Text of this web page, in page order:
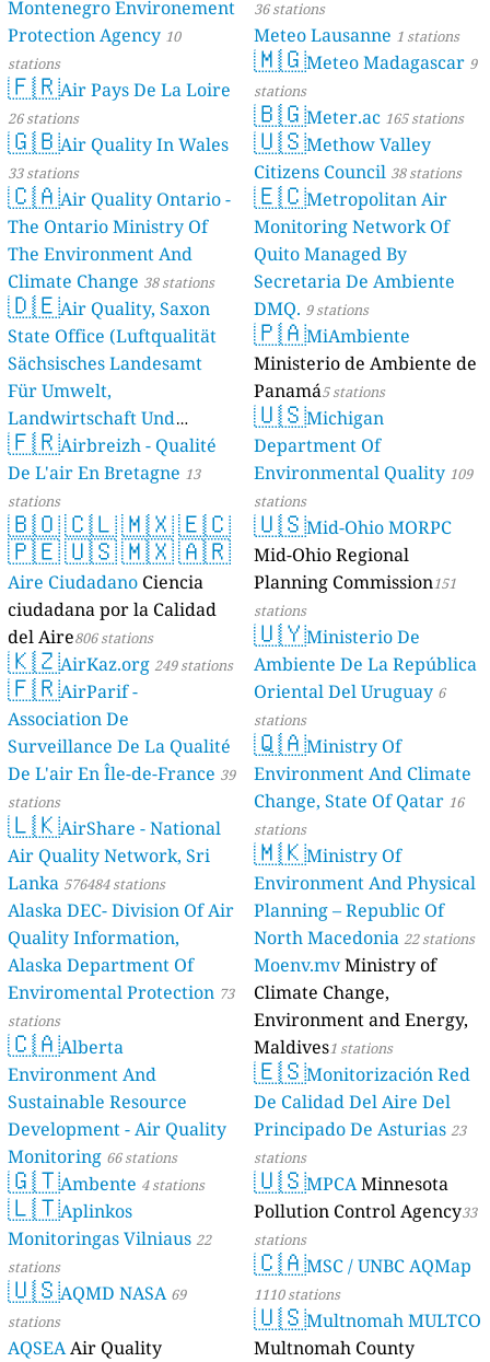
Montenegro Environement
Protection Agency 10
stations
🇫🇷Air Pays De La Loire
26 stations
🇬🇧Air Quality In Wales
33 stations
🇨🇦Air Quality Ontario -
The Ontario Ministry Of
The Environment And
Climate Change 38 stations
🇩🇪Air Quality, Saxon
State Office (Luftqualität
Sächsisches Landesamt
Für Umwelt,
Landwirtschaft Und
Geologie) 50 stations
🇫🇷Airbreizh - Qualité
De L'air En Bretagne 13
stations
🇧🇴🇨🇱🇲🇽🇪🇨
🇵🇪🇺🇸🇲🇽🇦🇷
Aire Ciudadano Ciencia
ciudadana por la Calidad
del Aire806 stations
🇰🇿AirKaz.org 249 stations
🇫🇷AirParif -
Association De
Surveillance De La Qualité
De L'air En Île-de-France 39
stations
🇱🇰AirShare - National
Air Quality Network, Sri
Lanka 576484 stations
Alaska DEC- Division Of Air
Quality Information,
Alaska Department Of
Enviromental Protection 73
stations
🇨🇦Alberta
Environment And
Sustainable Resource
Development - Air Quality
Monitoring 66 stations
🇬🇹Ambente 4 stations
🇱🇹Aplinkos
Monitoringas Vilniaus 22
stations
🇺🇸AQMD NASA 69
stations
AQSEAAir Quality
36 stations
Meteo Lausanne 1 stations
🇲🇬Meteo Madagascar 9
stations
🇧🇬Meter.ac 165 stations
🇺🇸Methow Valley
Citizens Council 38 stations
🇪🇨Metropolitan Air
Monitoring Network Of
Quito Managed By
Secretaria De Ambiente
DMQ. 9 stations
🇵🇦MiAmbiente
Ministerio de Ambiente de
Panamá5 stations
🇺🇸Michigan
Department Of
Environmental Quality 109
stations
🇺🇸Mid-Ohio MORPC
Mid-Ohio Regional
Planning Commission151
stations
🇺🇾Ministerio De
Ambiente De La República
Oriental Del Uruguay 6
stations
🇶🇦Ministry Of
Environment And Climate
Change, State Of Qatar 16
stations
🇲🇰Ministry Of
Environment And Physical
Planning – Republic Of
North Macedonia 22 stations
Moenv.mvMinistry of
Climate Change,
Environment and Energy,
Maldives1 stations
🇪🇸Monitorización Red
De Calidad Del Aire Del
Principado De Asturias 23
stations
🇺🇸MPCAMinnesota
Pollution Control Agency33
stations
🇨🇦MSC / UNBC AQMap
1110 stations
🇺🇸Multnomah MULTCO
Multnomah County